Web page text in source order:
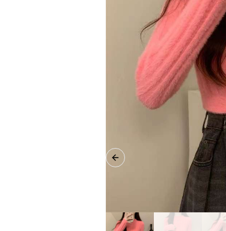
Previous slide